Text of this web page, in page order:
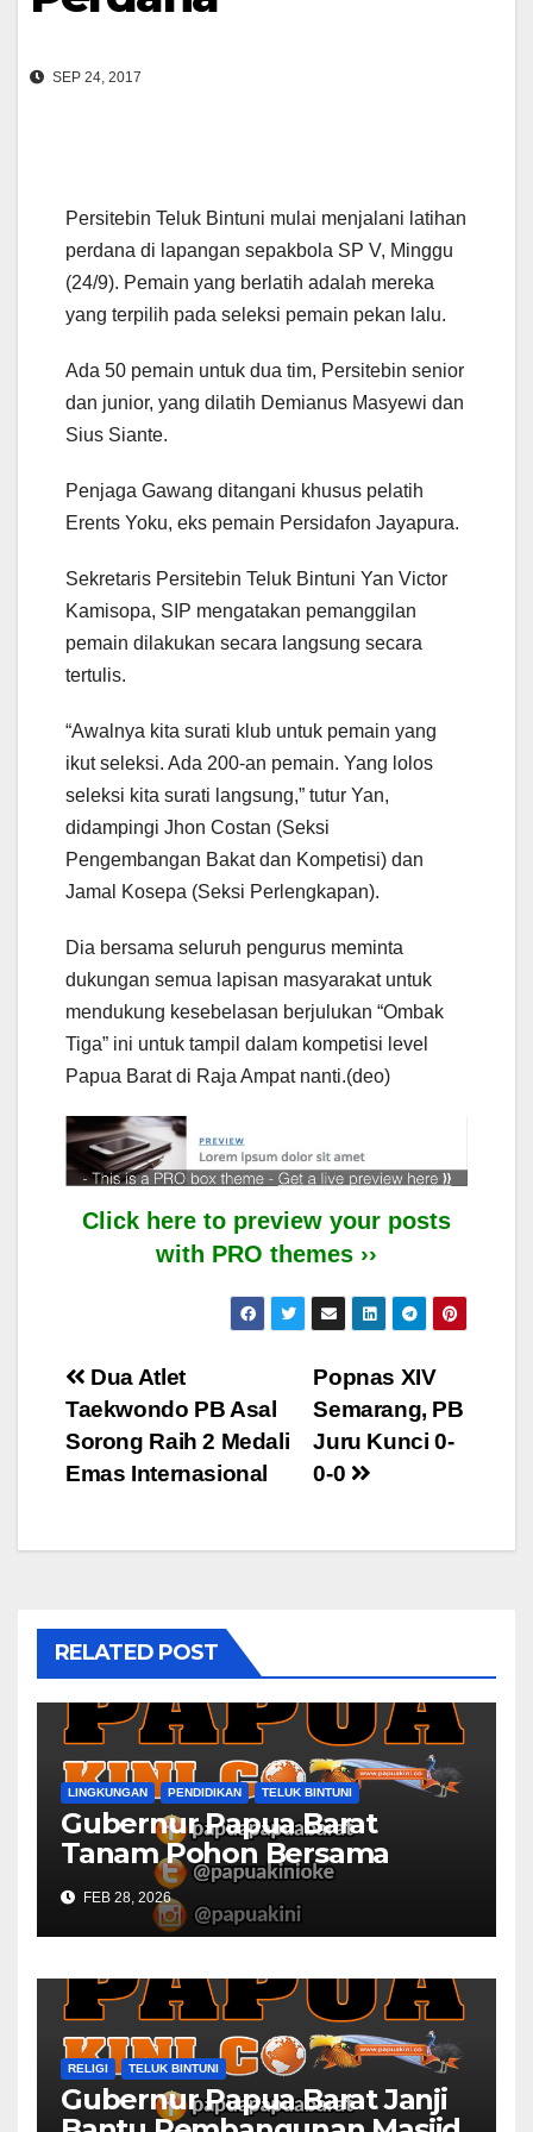
SEP 24, 2017
Persitebin Teluk Bintuni mulai menjalani latihan
perdana di lapangan sepakbola SP V, Minggu
(24/9). Pemain yang berlatih adalah mereka
yang terpilih pada seleksi pemain pekan lalu.
Ada 50 pemain untuk dua tim, Persitebin senior
dan junior, yang dilatih Demianus Masyewi dan
Sius Siante.
Penjaga Gawang ditangani khusus pelatih
Erents Yoku, eks pemain Persidafon Jayapura.
Sekretaris Persitebin Teluk Bintuni Yan Victor
Kamisopa, SIP mengatakan pemanggilan
pemain dilakukan secara langsung secara
tertulis.
“Awalnya kita surati klub untuk pemain yang
ikut seleksi. Ada 200-an pemain. Yang lolos
seleksi kita surati langsung,” tutur Yan,
didampingi Jhon Costan (Seksi
Pengembangan Bakat dan Kompetisi) dan
Jamal Kosepa (Seksi Perlengkapan).
Dia bersama seluruh pengurus meminta
dukungan semua lapisan masyarakat untuk
mendukung kesebelasan berjulukan “Ombak
Tiga” ini untuk tampil dalam kompetisi level
Papua Barat di Raja Ampat nanti.(deo)
Click here to preview your posts
with PRO themes ››
Post
navigation
Popnas XIV
Semarang, PB
Juru Kunci 0-
0-0
Dua Atlet
Taekwondo PB Asal
Sorong Raih 2 Medali
Emas Internasional
RELATED POST
LINGKUNGAN PENDIDIKAN TELUK BINTUNI
Gubernur Papua Barat
Tanam Pohon Bersama
Civitas Academica
Universitas Muhammadiyah
FEB 28, 2026
RELIGI TELUK BINTUNI
Gubernur Papua Barat Janji